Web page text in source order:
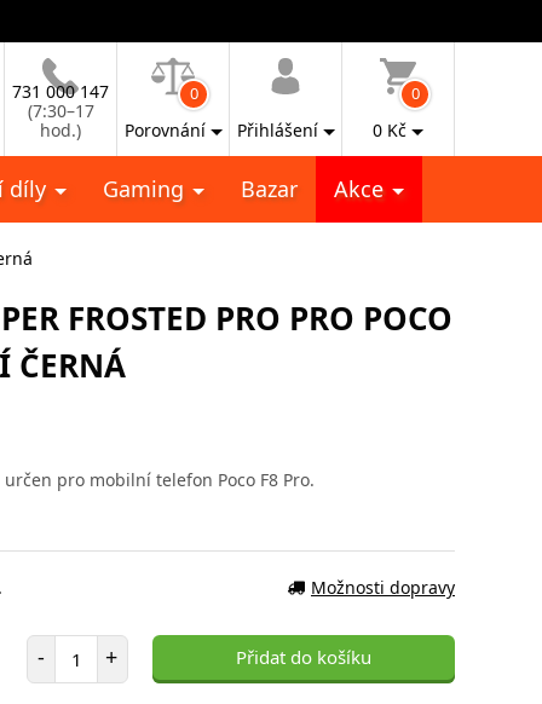
731 000 147
(7:30–17
hod.)
0
Porovnání Přihlášení
0
0 Kč
díly Gaming Bazar Akce
FROSTED PRO PRO POCO
ČERNÁ
pro mobilní telefon Poco F8 Pro.
Možnosti dopravy
- Počet položek
+ Přidat do košíku